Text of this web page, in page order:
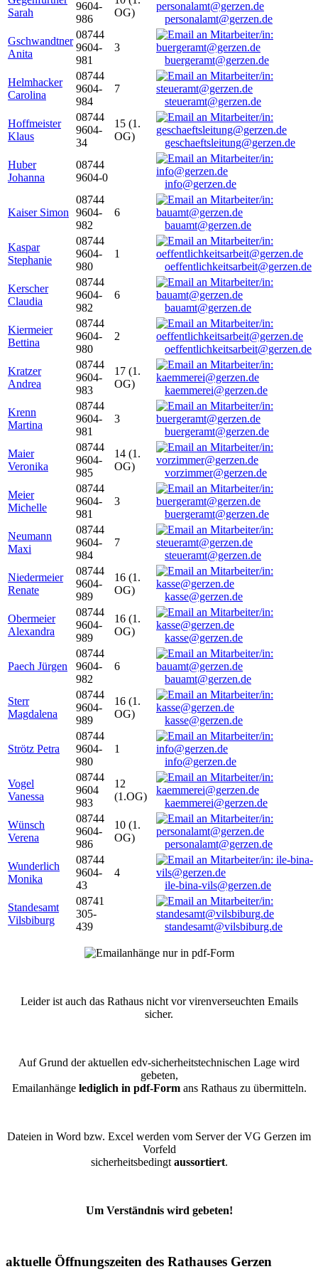
Sarah
9604-
986
OG)
personalamt@gerzen.de
Gschwandtner
Anita
08744
9604-
981
3
buergeramt@gerzen.de
Helmhacker
Carolina
08744
9604-
984
7
steueramt@gerzen.de
Hoffmeister
Klaus
08744
9604-
34
15 (1.
OG)
geschaeftsleitung@gerzen.de
Huber
Johanna
08744
9604-0
info@gerzen.de
Kaiser Simon
08744
9604-
982
6
bauamt@gerzen.de
Kaspar
Stephanie
08744
9604-
980
1
oeffentlichkeitsarbeit@gerzen.de
Kerscher
Claudia
08744
9604-
982
6
bauamt@gerzen.de
Kiermeier
Bettina
08744
9604-
980
2
oeffentlichkeitsarbeit@gerzen.de
Kratzer
Andrea
08744
9604-
983
17 (1.
OG)
kaemmerei@gerzen.de
Krenn
Martina
08744
9604-
981
3
buergeramt@gerzen.de
Maier
Veronika
08744
9604-
985
14 (1.
OG)
vorzimmer@gerzen.de
Meier
Michelle
08744
9604-
981
3
buergeramt@gerzen.de
Neumann
Maxi
08744
9604-
984
7
steueramt@gerzen.de
Niedermeier
Renate
08744
9604-
989
16 (1.
OG)
kasse@gerzen.de
Obermeier
Alexandra
08744
9604-
989
16 (1.
OG)
kasse@gerzen.de
Paech Jürgen
08744
9604-
982
6
bauamt@gerzen.de
Sterr
Magdalena
08744
9604-
989
16 (1.
OG)
kasse@gerzen.de
Strötz Petra
08744
9604-
980
1
info@gerzen.de
Vogel
Vanessa
08744
9604
983
12
(1.OG)
kaemmerei@gerzen.de
Wünsch
Verena
08744
9604-
986
10 (1.
OG)
personalamt@gerzen.de
Wunderlich
Monika
08744
9604-
43
4
ile-bina-vils@gerzen.de
Standesamt
Vilsbiburg
08741
305-
439
standesamt@vilsbiburg.de
Leider ist auch das Rathaus nicht vor virenverseuchten Emails
sicher.
Auf Grund der aktuellen edv-sicherheitstechnischen Lage wird
gebeten,
Emailanhänge lediglich in pdf-Formans Rathaus zu übermitteln.
Dateien in Word bzw. Excel werden vom Server der VG Gerzen im
Vorfeld
sicherheitsbedingt aussortiert.
Um Verständnis wird gebeten!
aktuelle Öffnungszeiten des Rathauses Gerzen